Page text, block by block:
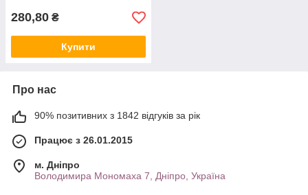
280,80 ₴
Купити
Про нас
90% позитивних з 1842 відгуків за рік
Працює з 26.01.2015
м. Дніпро
Володимира Мономаха 7, Дніпро, Україна